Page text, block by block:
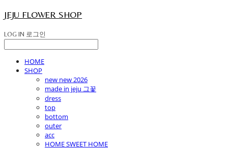
JEJU FLOWER SHOP
LOG IN 로그인
HOME
SHOP
new new 2026
made in jeju 그꽃
dress
top
bottom
outer
acc
HOME SWEET HOME